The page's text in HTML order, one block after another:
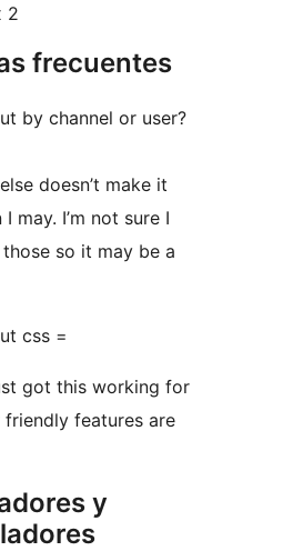
2
frecuentes
by channel or user?
doesn’t make it
may. I’m not sure I
so it may be a
css =
got this working for
friendly features are
y